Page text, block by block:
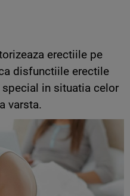
erectiile pe
disfunctiile erectile
in situatia celor
varsta.